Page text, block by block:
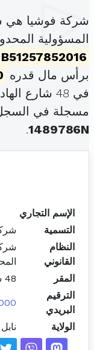
شركة فوشيا هي
المسؤولية
B51257852016
برأس مال قدره
في 48 شارع الهادي شاكر نابل (
مسجلة في
1489786N
.
الإسم التجاري
التسمية
النظام
القانوني
المقر
48 شارع الهادي شاكر نابل
الترقيم
البريدي
الولاية نابل